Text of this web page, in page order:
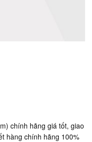
chính hãng giá tốt, giao
hàng chính hãng 100%